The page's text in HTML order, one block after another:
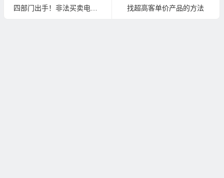
四部门出手！非法买卖电话卡、银行卡三张以上即达电诈惩戒标准
找超高客单价产品的方法